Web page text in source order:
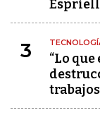
3
“Lo